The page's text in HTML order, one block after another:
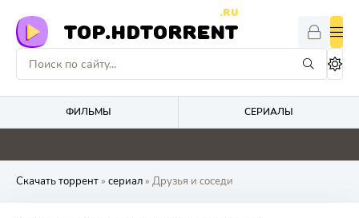
TOP.HDTORRENT
.RU
ФИЛЬМЫ СЕРИАЛЫ
0 0 0 0
Скачать торрент» сериал» Друзья и соседи